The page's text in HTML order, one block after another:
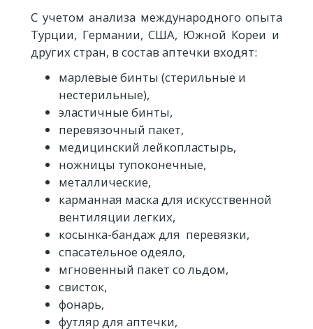
С учетом анализа международного опыта
Турции, Германии, США, Южной Кореи и
других стран, в состав аптечки входят:
марлевые бинты (стерильные и
нестерильные),
эластичные бинты,
перевязочный пакет,
медицинский лейкопластырь,
ножницы тупоконечные,
металлические,
карманная маска для искусственной
вентиляции легких,
косынка-бандаж для перевязки,
спасательное одеяло,
мгновенный пакет со льдом,
свисток,
фонарь,
футляр для аптечки,